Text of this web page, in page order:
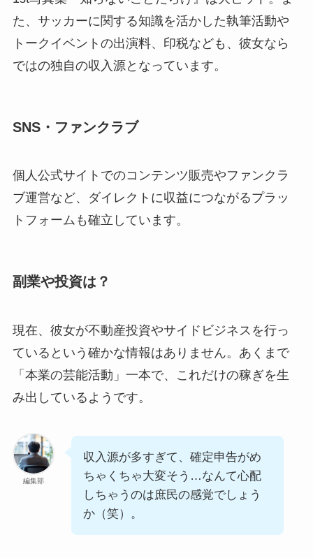
た、サッカーに関する知識を活かした執筆活動や
トークイベントの出演料、印税なども、彼女なら
ではの独自の収入源となっています。
SNS・ファンクラブ
個人公式サイトでのコンテンツ販売やファンクラ
ブ運営など、ダイレクトに収益につながるプラッ
トフォームも確立しています。
副業や投資は？
現在、彼女が不動産投資やサイドビジネスを行っ
ているという確かな情報はありません。あくまで
「本業の芸能活動」一本で、これだけの稼ぎを生
み出しているようです。
編集部
収入源が多すぎて、確定申告がめ
ちゃくちゃ大変そう…なんて心配
しちゃうのは庶民の感覚でしょう
か（笑）。